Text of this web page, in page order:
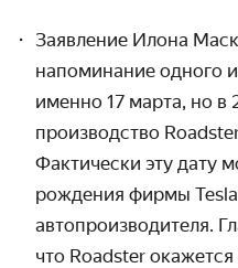
Заявление Илона
напоминание одного
именно 17 марта, но в
производство
Фактически эту дату
рождения фирмы
автопроизводителя.
что Roadster